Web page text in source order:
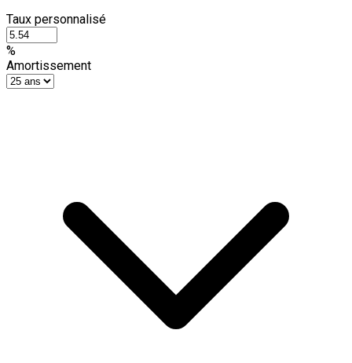
Taux personnalisé
%
Amortissement